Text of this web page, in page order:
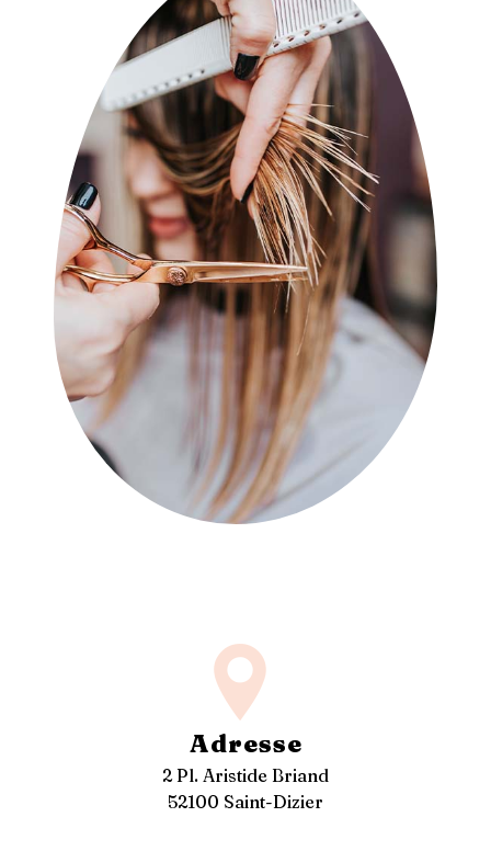
Adresse
2 Pl. Aristide Briand
52100 Saint-Dizier